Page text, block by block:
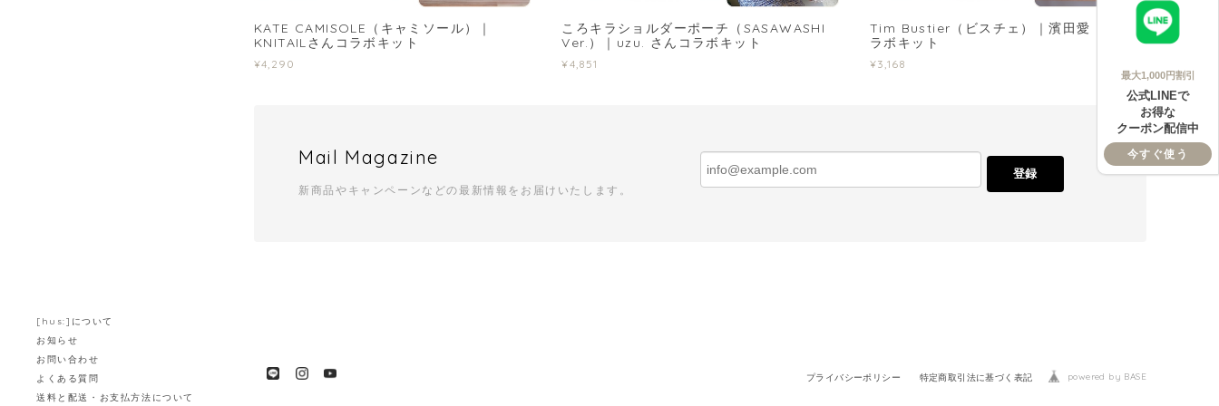
[hus:]について
お知らせ
お問い合わせ
よくある質問
送料と配送・お支払方法について
KATE CAMISOLE（キャミソール）｜
KNITAILさんコラボキット
¥4,290
ころキラショルダーポーチ（SASAWASHI
Ver.）｜uzu. さんコラボキット
¥4,851
Tim Bustier（ビスチェ）｜濱田愛 さんコ
ラボキット
¥3,168
Mail Magazine
新商品やキャンペーンなどの最新情報をお届けいたします。
登録
プライバシーポリシー 特定商取引法に基づく表記 powered by BASE
最大1,000円割引
公式LINEで
お得な
クーポン配信中
今すぐ使う